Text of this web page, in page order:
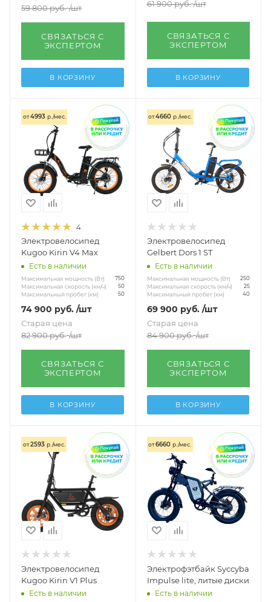
59 800руб. /шт
СВЯЗАТЬСЯ С
ЭКСПЕРТОМ
В КОРЗИНУ
61 900руб. /шт
СВЯЗАТЬСЯ С
ЭКСПЕРТОМ
В КОРЗИНУ
от4993 р./мес.
4
Электровелосипед
Kugoo Kirin V4 Max
Есть в наличии
Максимальная мощность (Вт) 750
Максимальная скорость (км/ч) 50
Максимальный пробег (км) 50
74 900 руб. /шт
Старая цена
82 900руб. /шт
СВЯЗАТЬСЯ С
ЭКСПЕРТОМ
В КОРЗИНУ
от4660 р./мес.
Электровелосипед
Gelbert Dors 1 ST
Есть в наличии
Максимальная мощность (Вт) 250
Максимальная скорость (км/ч) 25
Максимальный пробег (км) 40
69 900 руб. /шт
Старая цена
84 900руб. /шт
СВЯЗАТЬСЯ С
ЭКСПЕРТОМ
В КОРЗИНУ
от2593 р./мес.
Электровелосипед
Kugoo Kirin V1 Plus
Есть в наличии
от6660 р./мес.
Электрофэтбайк Syccyba
Impulse lite, литые диски
Есть в наличии